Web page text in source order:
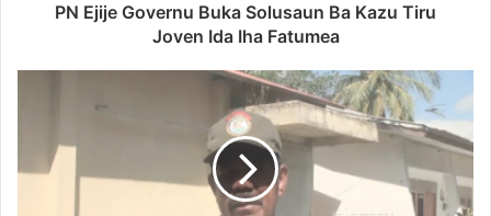
PN Ejije Governu Buka Solusaun Ba Kazu Tiru
Joven Ida Iha Fatumea